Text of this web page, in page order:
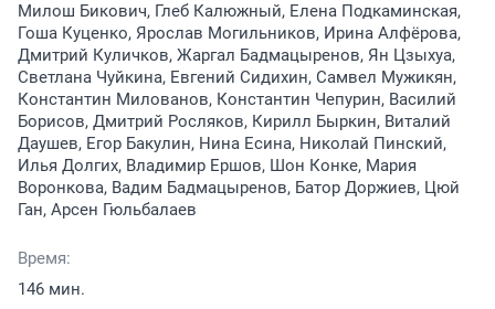
Милош Бикович, Глеб Калюжный, Елена Подкаминская,
Гоша Куценко, Ярослав Могильников, Ирина Алфёрова,
Дмитрий Куличков, Жаргал Бадмацыренов, Ян Цзыхуа,
Светлана Чуйкина, Евгений Сидихин, Самвел Мужикян,
Константин Милованов, Константин Чепурин, Василий
Борисов, Дмитрий Росляков, Кирилл Быркин, Виталий
Даушев, Егор Бакулин, Нина Есина, Николай Пинский,
Илья Долгих, Владимир Ершов, Шон Конке, Мария
Воронкова, Вадим Бадмацыренов, Батор Доржиев, Цюй
Ган, Арсен Гюльбалаев
Время:
146 мин.